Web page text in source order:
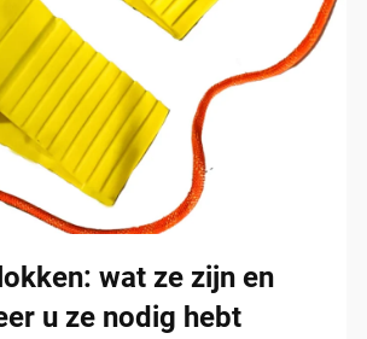
wat ze zijn en
u ze nodig hebt